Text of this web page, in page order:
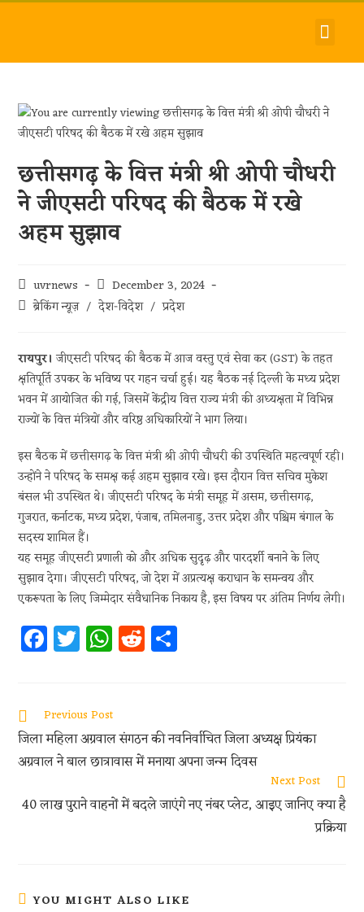
छत्तीसगढ़ के वित्त मंत्री श्री ओपी चौधरी
ने जीएसटी परिषद की बैठक में रखे
अहम सुझाव
uvrnews
December 3, 2024
ब्रेकिंग न्यूज़ / देश-विदेश / प्रदेश
रायपुर। जीएसटी परिषद की बैठक में आज वस्तु एवं सेवा कर (GST) के तहत
क्षतिपूर्ति उपकर के भविष्य पर गहन चर्चा हुई। यह बैठक नई दिल्ली के मध्य प्रदेश
भवन में आयोजित की गई, जिसमें केंद्रीय वित्त राज्य मंत्री की अध्यक्षता में विभिन्न
राज्यों के वित्त मंत्रियों और वरिष्ठ अधिकारियों ने भाग लिया।
इस बैठक में छत्तीसगढ़ के वित्त मंत्री श्री ओपी चौधरी की उपस्थिति महत्वपूर्ण रही।
उन्होंने ने परिषद के समक्ष कई अहम सुझाव रखे। इस दौरान वित्त सचिव मुकेश
बंसल भी उपस्थित थे। जीएसटी परिषद के मंत्री समूह में असम, छत्तीसगढ़,
गुजरात, कर्नाटक, मध्य प्रदेश, पंजाब, तमिलनाडु, उत्तर प्रदेश और पश्चिम बंगाल के
सदस्य शामिल हैं।
यह समूह जीएसटी प्रणाली को और अधिक सुदृढ़ और पारदर्शी बनाने के लिए
सुझाव देगा। जीएसटी परिषद, जो देश में अप्रत्यक्ष कराधान के समन्वय और
एकरूपता के लिए जिम्मेदार संवैधानिक निकाय है, इस विषय पर अंतिम निर्णय लेगी।
Fa
ce
oo
k
T
w
er
W
h
s
A
p
p
R
e
t
Previous Post
जिला महिला अग्रवाल संगठन की नवनिर्वाचित जिला अध्यक्ष प्रियंका
अग्रवाल ने बाल छात्रावास में मनाया अपना जन्म दिवस
Next Post
40 लाख पुराने वाहनों में बदले जाएंगे नए नंबर प्लेट, आइए जानिए क्या है
प्रक्रिया
YOU MIGHT ALSO LIKE